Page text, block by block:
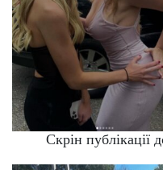
Скрін публікації